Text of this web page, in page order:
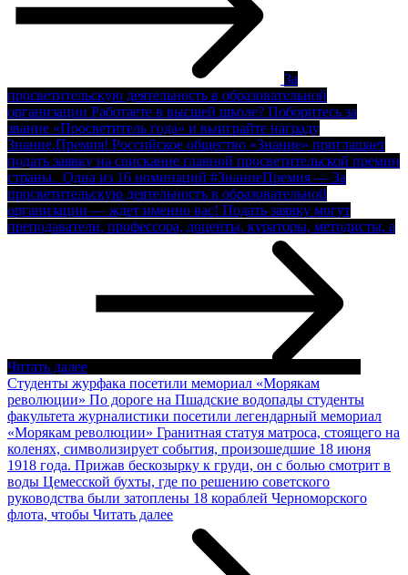
За
просветительскую деятельность в образовательной
организации Работаете в высшей школе? Поборитесь за
звание «Просветитель года» и выиграйте награду
Знание.Премия! Российское общество «Знание» приглашает
подать заявку на соискание главной просветительской премии
страны. Одна из 16 номинаций #ЗнаниеПремия — За
просветительскую деятельность в образовательной
организации — ждет именно вас! Подать заявку могут
преподаватели, профессора, доценты, кураторы, методисты, а
Читать далее
Студенты журфака посетили мемориал «Морякам
революции» По дороге на Пшадские водопады студенты
факультета журналистики посетили легендарный мемориал
«Морякам революции» Гранитная статуя матроса, стоящего на
коленях, символизирует события, произошедшие 18 июня
1918 года. Прижав бескозырку к груди, он с болью смотрит в
воды Цемесской бухты, где по решению советского
руководства были затоплены 18 кораблей Черноморского
флота, чтобы Читать далее